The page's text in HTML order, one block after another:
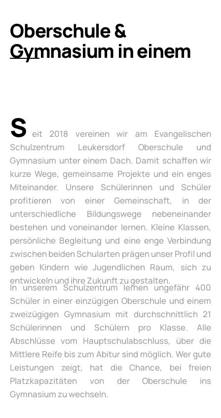
Oberschule &
Gymnasium in einem
S eit 2018 vereinen wir am Evangelischen
Schulzentrum Leukersdorf Oberschule und
Gymnasium unter einem Dach. Damit schaffen wir
kurze Wege, gemeinsame Projekte und ein enges
Miteinander. Unsere Schülerinnen und Schüler
profitieren von einer Gemeinschaft, in der
unterschiedliche Bildungswege nebeneinander
bestehen und voneinander lernen. Kleine Klassen,
persönliche Begleitung und eine enge Verbindung
zwischen beiden Schularten prägen unser Profil und
geben Kindern wie Jugendlichen Raum, sich zu
entwickeln und ihre Zukunft zu gestalten.
In unserem Schulzentrum lernen ungefähr 400
Schüler in einer einzügigen Oberschule und einem
zweizügigen Gymnasium mit durchschnittlich 21
Schülerinnen und Schülern pro Klasse. Alle
Abschlüsse vom Hauptschulabschluss, über die
Mittlere Reife bis zum Abitur sind möglich. Wer gute
Leistungen zeigt, hat die Chance, bei freien
Platzkapazitäten von der Oberschule ins
Gymnasium zu wechseln.